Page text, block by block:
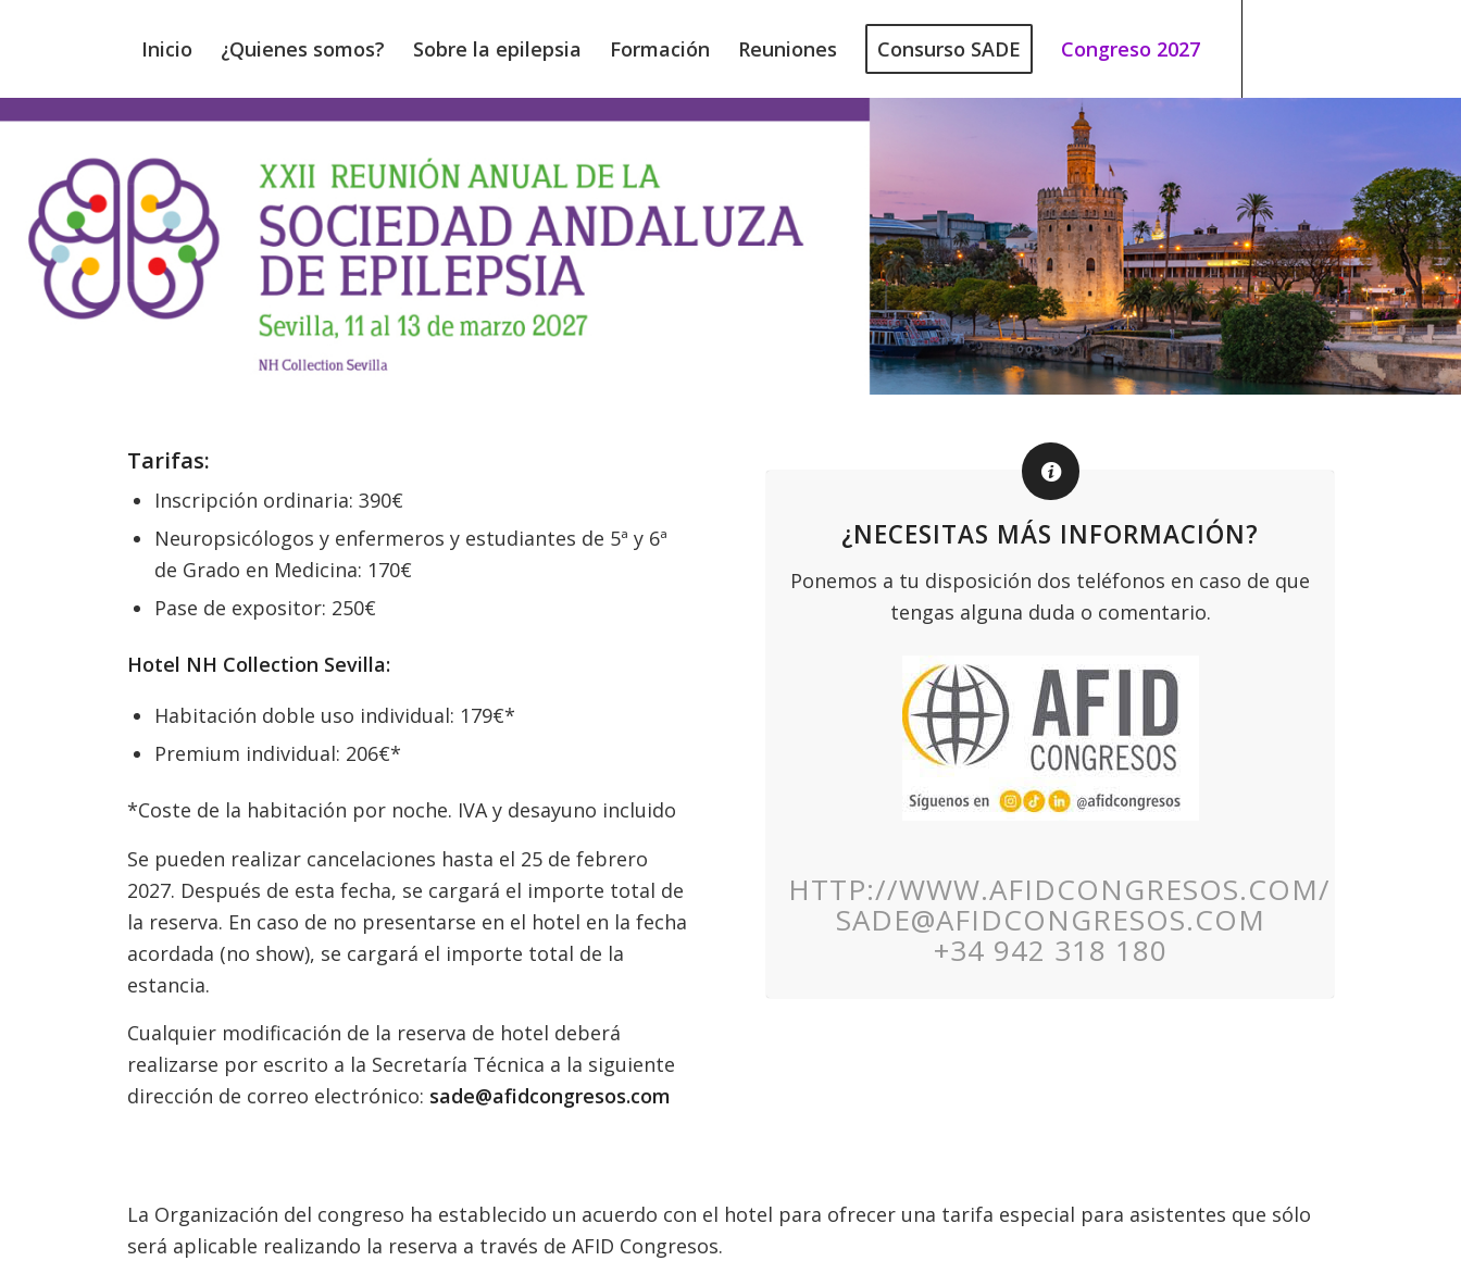
Inicio ¿Quienes somos? Sobre la epilepsia Formación Reuniones Consurso SADE Congreso 2027
Tarifas:
Inscripción ordinaria: 390€
Neuropsicólogos y enfermeros y estudiantes de 5ª y 6ª
de Grado en Medicina: 170€
Pase de expositor: 250€
Hotel NH Collection Sevilla:
Habitación doble uso individual: 179€*
Premium individual: 206€*
*Coste de la habitación por noche. IVA y desayuno incluido
Se pueden realizar cancelaciones hasta el 25 de febrero
2027. Después de esta fecha, se cargará el importe total de
la reserva. En caso de no presentarse en el hotel en la fecha
acordada (no show), se cargará el importe total de la
estancia.
Cualquier modificación de la reserva de hotel deberá
realizarse por escrito a la Secretaría Técnica a la siguiente
dirección de correo electrónico: sade@afidcongresos.com
¿NECESITAS MÁS INFORMACIÓN?
Ponemos a tu disposición dos teléfonos en caso de que
tengas alguna duda o comentario.
HTTP://WWW.AFIDCONGRESOS.COM/
SADE@AFIDCONGRESOS.COM
+34 942 318 180
La Organización del congreso ha establecido un acuerdo con el hotel para ofrecer una tarifa especial para asistentes que sólo
será aplicable realizando la reserva a través de AFID Congresos.